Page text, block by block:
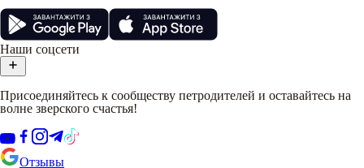
Наши соцсети
Присоединяйтесь к сообществу петродителей и оставайтесь на
волне зверского счастья!
Отзывы